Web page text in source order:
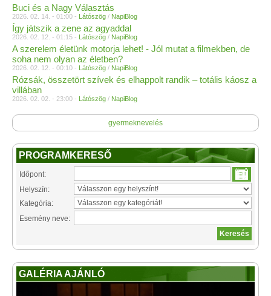
Buci és a Nagy Választás
2026. 02. 14. - 01:00 - Látószög / NapiBlog
Így játszik a zene az agyaddal
2026. 02. 12. - 01:15 - Látószög / NapiBlog
A szerelem életünk motorja lehet! - Jól mutat a filmekben, de
soha nem olyan az életben?
2026. 02. 12. - 00:10 - Látószög / NapiBlog
Rózsák, összetört szívek és elhappolt randik – totális káosz a
villában
2026. 02. 02. - 23:00 - Látószög / NapiBlog
gyermeknevelés
PROGRAMKERESŐ
Időpont:
Helyszín:
Kategória:
Esemény neve:
GALÉRIA AJÁNLÓ